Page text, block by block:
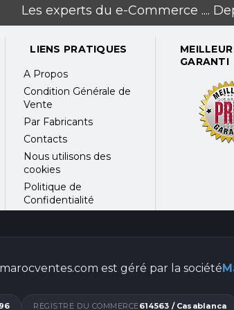
2.58GHz)
s'il vous plaît assurer qu'ils sont de
de mémoire.
et modèles NAS compatibles, s'il vous
3Gb / s ou SSD
Les experts du e-Commerce ....
LIENS PRATIQUES
A Propos
Condition Générale de
Vente
Par Fabricants
Contacts
Nous utilisons des
cookies
Politique de
Confidentialité
GARANTI
marocventes.com est géré par la société
REGISTRE DU COMMERCE614563 / Casablanca